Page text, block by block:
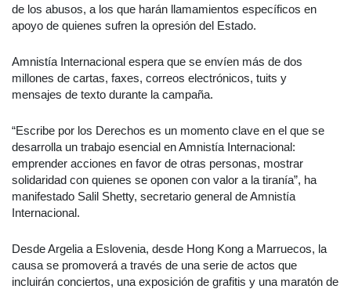
de los abusos, a los que harán llamamientos específicos en
apoyo de quienes sufren la opresión del Estado.
Amnistía Internacional espera que se envíen más de dos
millones de cartas, faxes, correos electrónicos, tuits y
mensajes de texto durante la campaña.
“Escribe por los Derechos es un momento clave en el que se
desarrolla un trabajo esencial en Amnistía Internacional:
emprender acciones en favor de otras personas, mostrar
solidaridad con quienes se oponen con valor a la tiranía”, ha
manifestado Salil Shetty, secretario general de Amnistía
Internacional.
Desde Argelia a Eslovenia, desde Hong Kong a Marruecos, la
causa se promoverá a través de una serie de actos que
incluirán conciertos, una exposición de grafitis y una maratón de